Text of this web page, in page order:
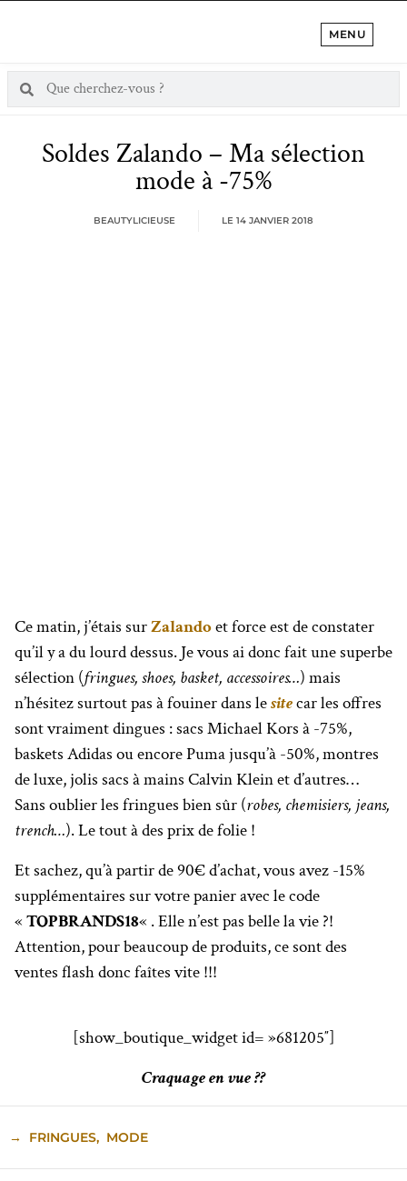
MENU
Soldes Zalando – Ma sélection
mode à -75%
BEAUTYLICIEUSE LE 14 JANVIER 2018
Ce matin, j’étais surZalandoet force est de constater
qu’il y a du lourd dessus. Je vous ai donc fait une superbe
sélection (fringues, shoes, basket, accessoires…) mais
n’hésitez surtout pas à fouiner dans lesitecar les offres
sont vraiment dingues : sacs Michael Kors à -75%,
baskets Adidas ou encore Puma jusqu’à -50%, montres
de luxe, jolis sacs à mains Calvin Klein et d’autres…
Sans oublier les fringues bien sûr (robes, chemisiers, jeans,
trench…). Le tout à des prix de folie !
Et sachez, qu’à partir de 90€ d’achat, vous avez -15%
supplémentaires sur votre panier avec le code
«TOPBRANDS18« . Elle n’est pas belle la vie ?!
Attention, pour beaucoup de produits, ce sont des
ventes flash donc faîtes vite !!!
[show_boutique_widget id= »681205″]
Craquage en vue ??
→ FRINGUES, MODE